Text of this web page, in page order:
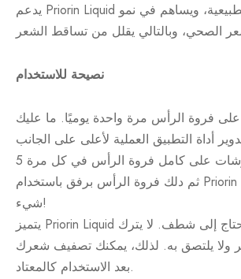
يدعم Priorin Liquid دورة نمو الشعر الطبيعية، ويساهم في نمو
نصيحة للاستخدام
فروة الرأس مرة واحدة يوميًا. ما عليك
ثم دلك فروة الرأس برفق باستخدام Priorin Liquid. هذا كل
شيء!
يتميز Priorin Liquid برائحة لطيفة ولا يحتاج إلى شطف. لا يترك
ولا يلتصق به. لذلك، يمكنك تصفيف شعرك
بعد الاستخدام كالمعتاد.